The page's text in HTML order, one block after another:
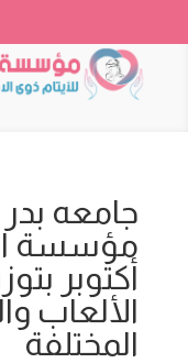
جامعه
مؤسسة
أكتوبر
الألعاب
المختلفة